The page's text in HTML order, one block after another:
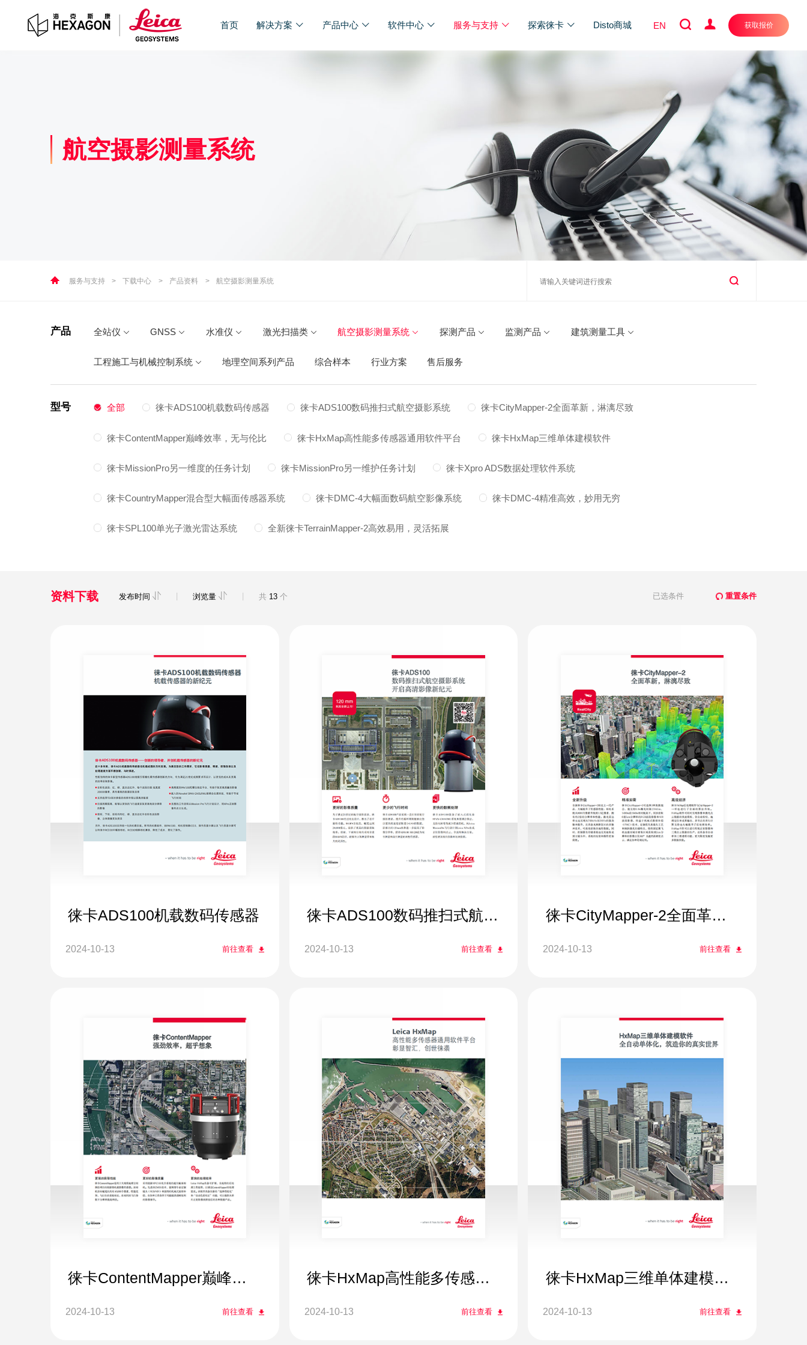
首页 解决方案 产品中心 软件中心 服务与支持 探索徕卡 Disto商城 EN 获取报价
航空摄影测量系统
服务与支持 > 下载中心 > 产品资料 > 航空摄影测量系统
产品 全站仪 GNSS 水准仪 激光扫描类 航空摄影测量系统 探测产品 监测产品 建筑测量工具
工程施工与机械控制系统 地理空间系列产品 综合样本 行业方案 售后服务
型号 全部 徕卡ADS100机载数码传感器 徕卡ADS100数码推扫式航空摄影系统 徕卡CityMapper-2全面革新，淋漓尽致
徕卡ContentMapper巅峰效率，无与伦比 徕卡HxMap高性能多传感器通用软件平台 徕卡HxMap三维单体建模软件
徕卡MissionPro另一维度的任务计划 徕卡MissionPro另一维护任务计划 徕卡Xpro ADS数据处理软件系统
徕卡CountryMapper混合型大幅面传感器系统 徕卡DMC-4大幅面数码航空影像系统 徕卡DMC-4精准高效，妙用无穷
徕卡SPL100单光子激光雷达系统 全新徕卡TerrainMapper-2高效易用，灵活拓展
资料下载 发布时间 浏览量 共 13 个 已选条件 重置条件
徕卡ADS100机载数码传感器
2024-10-13 前往查看
徕卡ADS100数码推扫式航空
2024-10-13 前往查看
徕卡CityMapper-2全面革
2024-10-13 前往查看
徕卡ContentMapper巅峰效
2024-10-13 前往查看
徕卡HxMap高性能多传感器
2024-10-13 前往查看
徕卡HxMap三维单体建模软
2024-10-13 前往查看